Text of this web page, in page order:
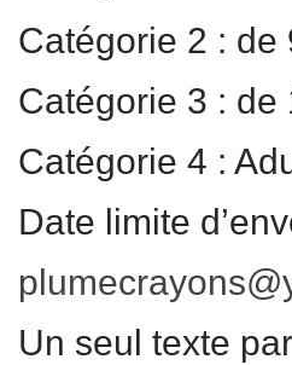
Catégorie 2 : de
Catégorie 3 : de
Catégorie 4 :
Date limite
Un seul texte